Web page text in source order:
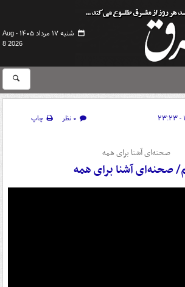
شنبه ۱۷ مرداد ۱۴۰۵ -
Aug
8 2026
۰ نظر
چاپ
صحنه‌ای آشنا برای همه
صحنه‌ای آشنا برای همه